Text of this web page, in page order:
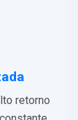
retorno